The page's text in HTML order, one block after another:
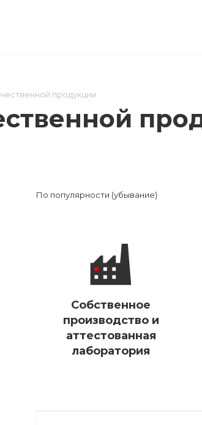
продукции
По популярности (убывание)
Собственное
производство и
аттестованная
лаборатория